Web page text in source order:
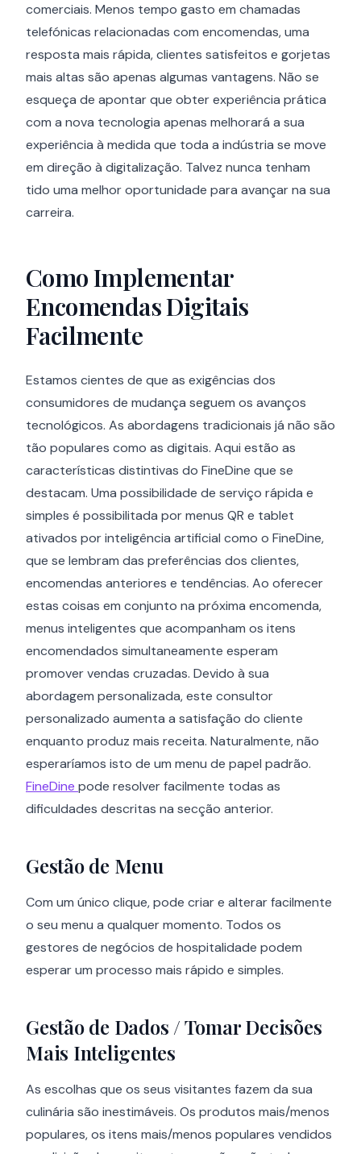
comerciais. Menos tempo gasto em chamadas
telefónicas relacionadas com encomendas, uma
resposta mais rápida, clientes satisfeitos e gorjetas
mais altas são apenas algumas vantagens. Não se
esqueça de apontar que obter experiência prática
com a nova tecnologia apenas melhorará a sua
experiência à medida que toda a indústria se move
em direção à digitalização. Talvez nunca tenham
tido uma melhor oportunidade para avançar na sua
carreira.
Como Implementar
Encomendas Digitais
Facilmente
Estamos cientes de que as exigências dos
consumidores de mudança seguem os avanços
tecnológicos. As abordagens tradicionais já não são
tão populares como as digitais. Aqui estão as
características distintivas do FineDine que se
destacam. Uma possibilidade de serviço rápida e
simples é possibilitada por menus QR e tablet
ativados por inteligência artificial como o FineDine,
que se lembram das preferências dos clientes,
encomendas anteriores e tendências. Ao oferecer
estas coisas em conjunto na próxima encomenda,
menus inteligentes que acompanham os itens
encomendados simultaneamente esperam
promover vendas cruzadas. Devido à sua
abordagem personalizada, este consultor
personalizado aumenta a satisfação do cliente
enquanto produz mais receita. Naturalmente, não
esperaríamos isto de um menu de papel padrão.
FineDine pode resolver facilmente todas as
dificuldades descritas na secção anterior.
Gestão de Menu
Com um único clique, pode criar e alterar facilmente
o seu menu a qualquer momento. Todos os
gestores de negócios de hospitalidade podem
esperar um processo mais rápido e simples.
Gestão de Dados / Tomar Decisões
Mais Inteligentes
As escolhas que os seus visitantes fazem da sua
culinária são inestimáveis. Os produtos mais/menos
populares, os itens mais/menos populares vendidos